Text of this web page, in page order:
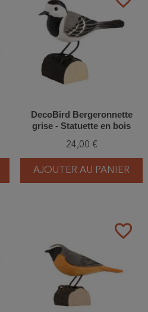
DecoBird Bergeronnette
grise - Statuette en bois
24,00 €
AJOUTER AU PANIER
favorite_border